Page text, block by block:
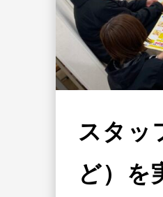
スタッ
ど）を